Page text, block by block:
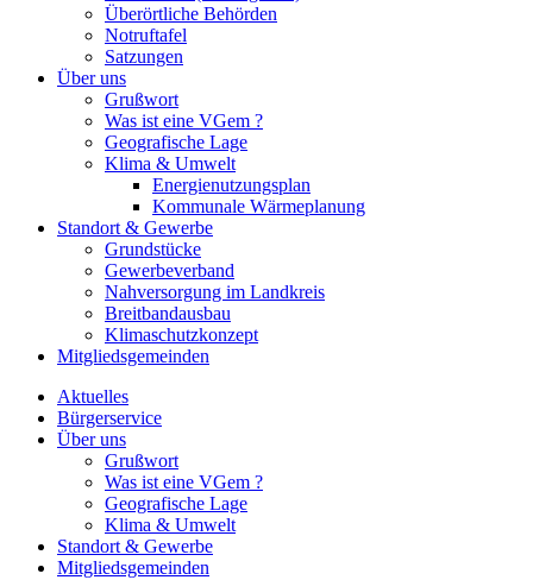
Überörtliche Behörden
Notruftafel
Satzungen
Über uns
Grußwort
Was ist eine VGem ?
Geografische Lage
Klima & Umwelt
Energienutzungsplan
Kommunale Wärmeplanung
Standort & Gewerbe
Grundstücke
Gewerbeverband
Nahversorgung im Landkreis
Breitbandausbau
Klimaschutzkonzept
Mitgliedsgemeinden
Aktuelles
Bürgerservice
Über uns
Grußwort
Was ist eine VGem ?
Geografische Lage
Klima & Umwelt
Standort & Gewerbe
Mitgliedsgemeinden